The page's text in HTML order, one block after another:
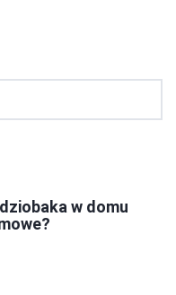
w domu